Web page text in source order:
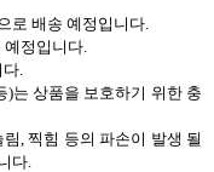
로 배송 예정입니다.
예정입니다.
다.
)는 상품을 보호하기 위한 충
, 찍힘 등의 파손이 발생 될
다.